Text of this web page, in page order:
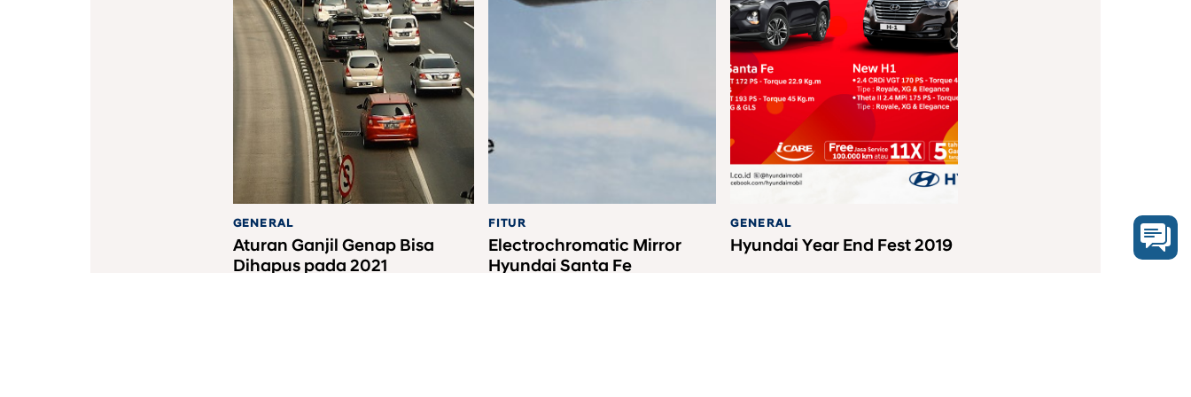
GENERAL
Aturan Ganjil Genap Bisa
Dihapus pada 2021
FITUR
Electrochromatic Mirror
Hyundai Santa Fe
GENERAL
Hyundai Year End Fest 2019